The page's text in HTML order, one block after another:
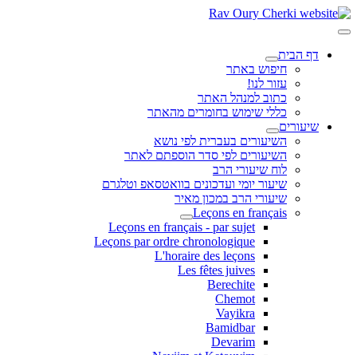
דף הבית
חיפוש באתר
עזור לנו!
כתוב למנהל האתר
כללי שימוש בחומרים מהאתר
שיעורים
השיעורים בעברית לפי נושא
השיעורים לפי סדר הוספתם לאתר
לוח שיעורי הרב
שיעור יומי ועדכונים בוואטסאפ וטלגרם
שיעורי הרב במכון מאיר
Leçons en français
Leçons en français - par sujet
Leçons par ordre chronologique
L'horaire des leçons
Les fêtes juives
Berechite
Chemot
Vayikra
Bamidbar
Devarim